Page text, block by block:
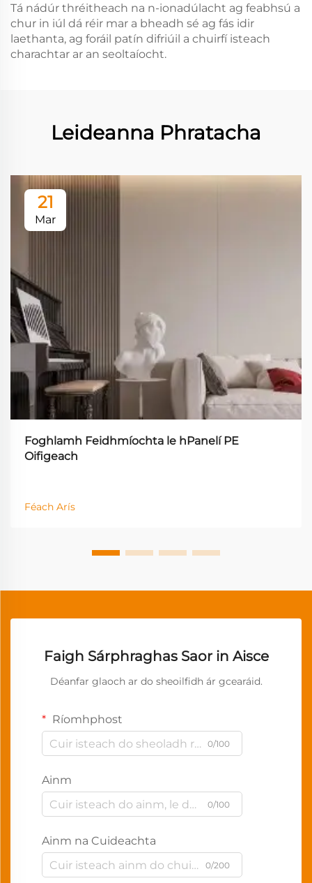
Tá nádúr thréitheach na n-ionadúlacht ag feabhsú a
chur in iúl dá réir mar a bheadh sé ag fás idir
laethanta, ag foráil patín difriúil a chuirfí isteach
charachtar ar an seoltaíocht.
Leideanna Phratacha
21
Mar
Foghlamh Feidhmíochta le hPanelí PE
Oifigeach
Féach Arís
Faigh Sárphraghas Saor in Aisce
Déanfar glaoch ar do sheoilfidh ár gcearáid.
Ríomhphost
0/100
Ainm
0/100
Ainm na Cuideachta
0/200